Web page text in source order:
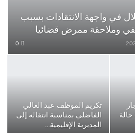
في واجهة الانتقادات بسبب
وملاحقة ممرض قضائيا
داخل محطة للمياه.. 29 حالة
تكريم الموظف عبد العالي
الفاضلي بمناسبة انتقاله إلى
المديرية الإقليمية…